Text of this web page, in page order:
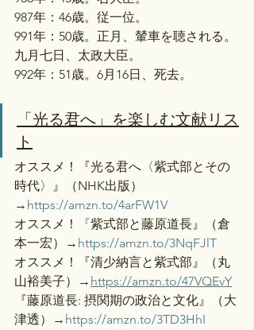
987年：46歳。従一位。
991年：50歳。正月、輦車を聴される。
九月七日、太政大臣。
992年：51歳。6月16日、死去。
「光る君へ」を楽しむ文献リス
ト
オススメ！『光る君へ〈紫式部とその
時代〉』（NHK出版）
→ https://amzn.to/4arFW1V
オススメ！
『紫式部と藤原道長』（倉
本一宏）→ https://amzn.to/3NqFJlT
オススメ！『清少納言と紫式部』（丸
山裕美子）→ https://amzn.to/47VQEvY
『藤原道長: 摂関期の政治と文化』（大
津透）→ https://amzn.to/3TD3HhI